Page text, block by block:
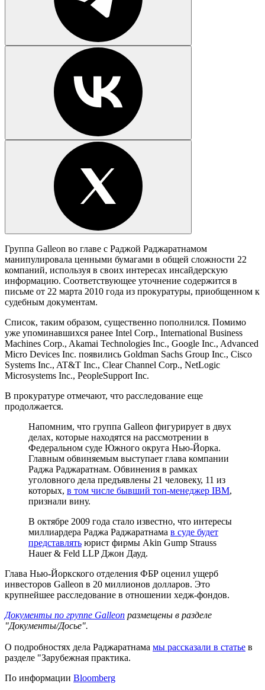
Группа Galleon во главе с Раджой Раджаратнамом
манипулировала ценными бумагами в общей сложности 22
компаний, используя в своих интересах инсайдерскую
информацию. Соответствующее уточнение содержится в
письме от 22 марта 2010 года из прокуратуры, приобщенном к
судебным документам.
Список, таким образом, существенно пополнился. Помимо
уже упоминавшихся ранее Intel Corp., International Business
Machines Corp., Akamai Technologies Inc., Google Inc., Advanced
Micro Devices Inc. появились Goldman Sachs Group Inc., Cisco
Systems Inc., AT&T Inc., Clear Channel Corp., NetLogic
Microsystems Inc., PeopleSupport Inc.
В прокуратуре отмечают, что расследование еще
продолжается.
Напомним, что группа Galleon фигурирует в двух
делах, которые находятся на рассмотрении в
Федеральном суде Южного округа Нью-Йорка.
Главным обвиняемым выступает глава компании
Раджа Раджаратнам. Обвинения в рамках
уголовного дела предъявлены 21 человеку, 11 из
которых, в том числе бывший топ-менеджер IBM,
признали вину.
В октябре 2009 года стало известно, что интересы
миллиардера Раджа Раджаратнама в суде будет
представлять юрист фирмы Akin Gump Strauss
Hauer & Feld LLP Джон Дауд.
Глава Нью-Йоркского отделения ФБР оценил ущерб
инвесторов Galleon в 20 миллионов долларов. Это
крупнейшее расследование в отношении хедж-фондов.
Документы по группе Galleon размещены в разделе
"Документы/Досье".
О подробностях дела Раджаратнама мы рассказали в статье в
разделе "Зарубежная практика.
По информации Bloomberg